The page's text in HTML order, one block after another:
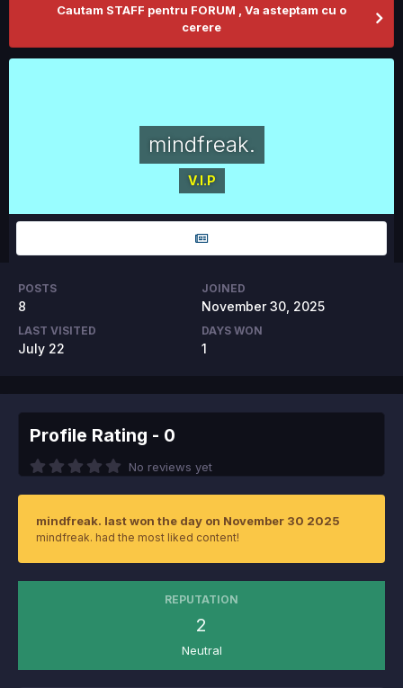
Cautam STAFF pentru FORUM , Va asteptam cu o
cerere
mindfreak.
V.I.P
POSTS
8
JOINED
November 30, 2025
LAST VISITED
July 22
DAYS WON
1
Profile Rating - 0
No reviews yet
mindfreak. last won the day on November 30 2025
mindfreak. had the most liked content!
REPUTATION
2
Neutral